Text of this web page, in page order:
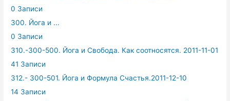
0 Записи
300. Йога и ...
0 Записи
310.-300-500. Йога и Свобода. Как соотносятся. 2011-11-01
41 Записи
312.- 300-501. Йога и Формула Счастья.2011-12-10
14 Записи